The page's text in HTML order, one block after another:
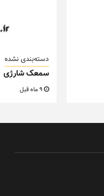
دسته‌بندی نشده
سمعک شارژی
9 ماه قبل